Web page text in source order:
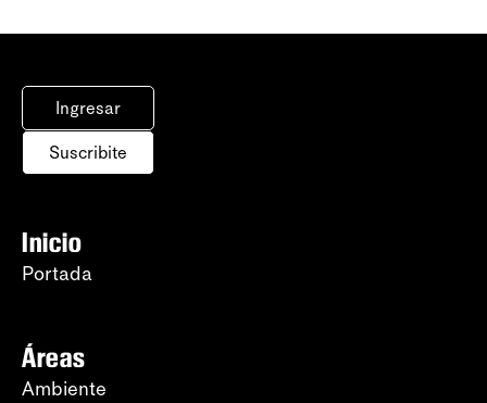
Ingresar
Suscribite
Inicio
Portada
Áreas
Ambiente